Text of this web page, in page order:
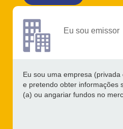
Eu sou emissor
Eu sou uma empresa
e pretendo obter informações
(a) ou angariar fundos no